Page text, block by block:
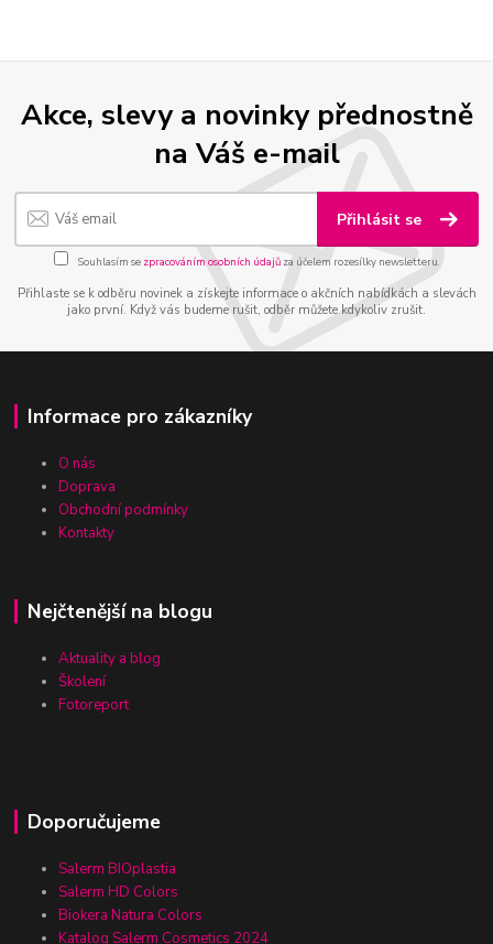
Akce, slevy a novinky přednostně
na Váš e-mail
Přihlásit se
Souhlasím se zpracováním osobních údajůza účelem rozesílky newsletteru.
Přihlaste se k odběru novinek a získejte informace o akčních nabídkách a slevách
jako první. Když vás budeme rušit, odběr můžete kdykoliv zrušit.
Informace pro zákazníky
O nás
Doprava
Obchodní podmínky
Kontakty
Nejčtenější na blogu
Aktuality a blog
Školení
Fotoreport
Doporučujeme
Salerm BIOplastia
Salerm HD Colors
Biokera Natura Colors
Katalog Salerm Cosmetics 2024